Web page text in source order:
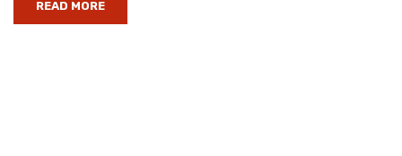
READ MORE